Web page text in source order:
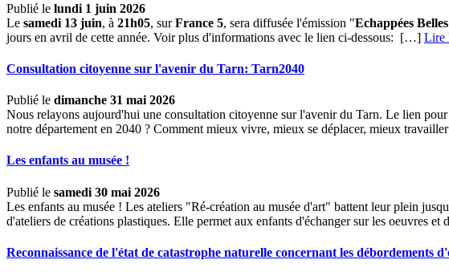
Publié le lundi 1 juin 2026
Le samedi 13 juin, à 21h05, surFrance 5, sera diffusée l'émission "Echappées Belles
jours en avril de cette année. Voir plus d'informations avec le lien ci-dessous: […] ­ Lire
Consultation citoyenne sur l'avenir du Tarn: Tarn2040
Publié le dimanche 31 mai 2026
Nous relayons aujourd'hui une consultation citoyenne sur l'avenir du Tarn. Le lien
notre département en 2040 ? Comment mieux vivre, mieux se déplacer, mieux
Les enfants au musée !
Publié le samedi 30 mai 2026
Les enfants au musée ! Les ateliers "Ré-création au musée d'art" battent leur plein
d'ateliers de créations plastiques. Elle permet aux enfants d'échanger sur les oeuvres
Reconnaissance de l'état de catastrophe naturelle concernant les débordements